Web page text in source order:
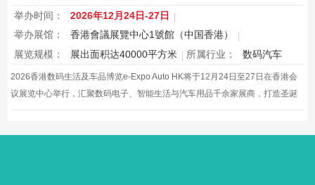
举办时间：
2026年12月24日-27日
举办展馆：
香港會議展覽中心1號館（中国香港）
展览规模：
展出面积达40000平方米 所属行业： 数码汽车
2026香港数码生活及车品博览e-Expo Auto HK将于12月24日至27日在香港会
议展览中心举行，汇聚数码电子、智能生活与汽车用品千余家展商，打造圣诞
黄金档科技车品一站式采购盛会，欢迎观众与买家到场体验交流，共赴年度科